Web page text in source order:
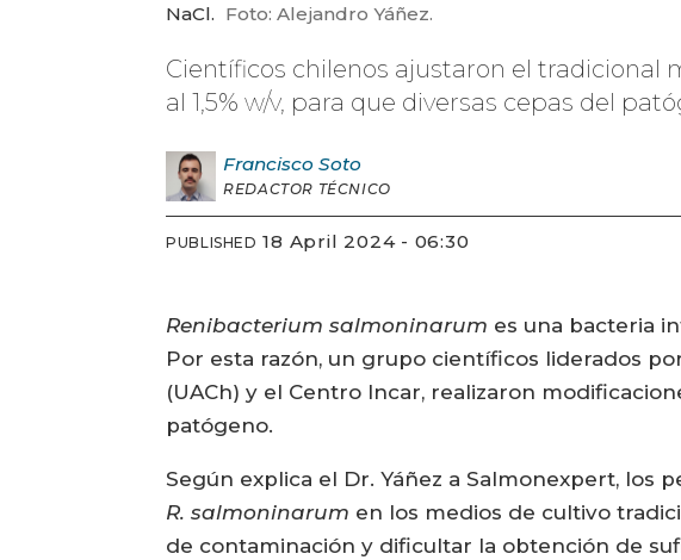
NaCl. Foto: Alejandro Yáñez.
Científicos chilenos ajustaron el tradicional
al 1,5% w/v, para que diversas cepas del
Francisco Soto
REDACTOR TÉCNICO
PUBLISHED 18 April 2024 - 06:30
Renibacterium salmoninarum es una bacteria
Por esta razón, un grupo científicos liderados
(UACh) y el Centro Incar, realizaron
patógeno.
Según explica el Dr. Yáñez a Salmonexpert,
R. salmoninarum en los medios de cultivo
de contaminación y dificultar la obtención de